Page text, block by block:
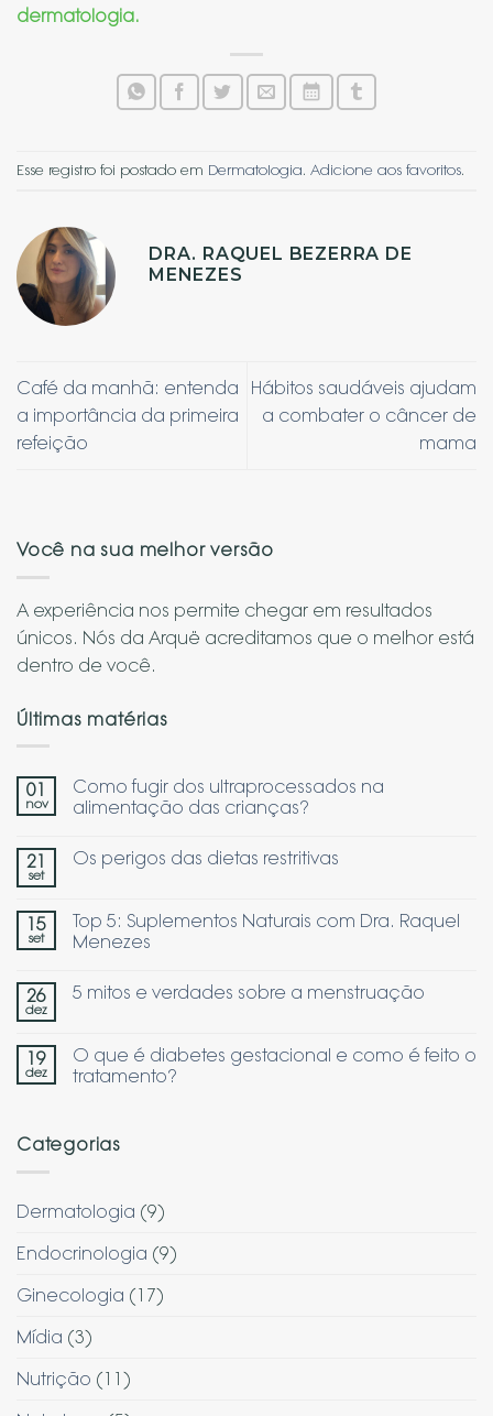
dermatologia.
Esse registro foi postado em Dermatologia. Adicione aos favoritos.
DRA. RAQUEL BEZERRA DE
MENEZES
Café da manhã: entenda
a importância da primeira
refeição
Hábitos saudáveis ajudam
a combater o câncer de
mama
Você na sua melhor versão
A experiência nos permite chegar em resultados
únicos. Nós da Arquë acreditamos que o melhor está
dentro de você.
Últimas matérias
01
nov
Como fugir dos ultraprocessados na
alimentação das crianças?
21
set
Os perigos das dietas restritivas
15
set
Top 5: Suplementos Naturais com Dra. Raquel
Menezes
26
dez
5 mitos e verdades sobre a menstruação
19
dez
O que é diabetes gestacional e como é feito o
tratamento?
Categorias
Dermatologia (9)
Endocrinologia (9)
Ginecologia (17)
Mídia (3)
Nutrição (11)